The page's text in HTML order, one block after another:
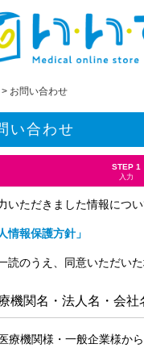
> お問い合わせ
い合わせ
STEP 1
入力
いただきました情報につ
情報保護方針」
読のうえ、同意いただい
機関名・法人名・会社
療機関様・一般企業様か